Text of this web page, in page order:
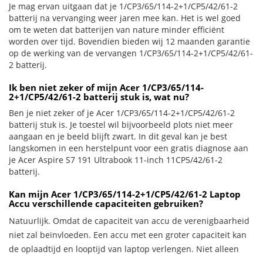
Je mag ervan uitgaan dat je 1/CP3/65/114-2+1/CP5/42/61-2
batterij na vervanging weer jaren mee kan. Het is wel goed
om te weten dat batterijen van nature minder efficiënt
worden over tijd. Bovendien bieden wij 12 maanden garantie
op de werking van de vervangen 1/CP3/65/114-2+1/CP5/42/61-
2 batterij.
Ik ben niet zeker of mijn Acer 1/CP3/65/114-
2+1/CP5/42/61-2 batterij stuk is, wat nu?
Ben je niet zeker of je Acer 1/CP3/65/114-2+1/CP5/42/61-2
batterij stuk is. Je toestel wil bijvoorbeeld plots niet meer
aangaan en je beeld blijft zwart. In dit geval kan je best
langskomen in een herstelpunt voor een gratis diagnose aan
je Acer Aspire S7 191 Ultrabook 11-inch 11CP5/42/61-2
batterij.
Kan mijn Acer 1/CP3/65/114-2+1/CP5/42/61-2 Laptop
Accu verschillende capaciteiten gebruiken?
Natuurlijk. Omdat de capaciteit van accu de verenigbaarheid
niet zal beïnvloeden. Een accu met een groter capaciteit kan
de oplaadtijd en looptijd van laptop verlengen. Niet alleen